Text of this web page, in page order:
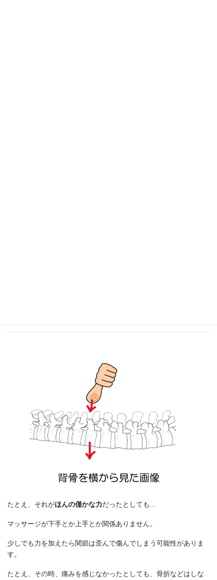
たとえ、それがほんの僅かな力だったとしても…
マッサージが下手とか上手とか関係ありません。
少しでも力を加えたら関節は歪んで傷んでしまう可能性がありま
す。
たとえ、その時、痛みを感じなかったとしても、骨折などはしな